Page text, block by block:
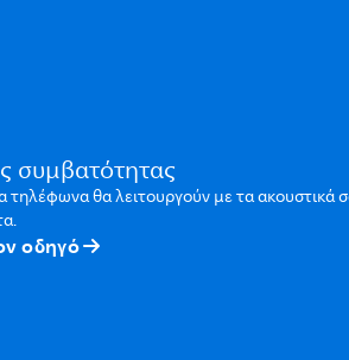
συμβατότητας
τηλέφωνα θα λειτουργούν με τα ακουστικά
οδηγό